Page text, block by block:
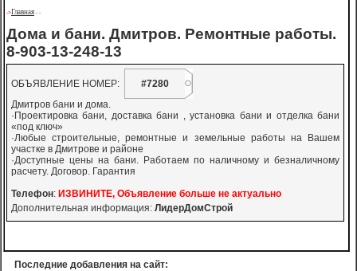
->Главная - -
Дома и бани. Дмитров. Ремонтные работы.
8-903-13-248-13
ОБЪЯВЛЕНИЕ НОМЕР:
#7280
Дмитров бани и дома.
·Проектировка бани, доставка бани , установка бани и отделка бани
«под ключ»
·Любые строительные, ремонтные и земельные работы на Вашем
участке в Дмитрове и районе
·Доступные цены на бани. Работаем по наличному и безналичному
расчету. Договор. Гарантия
Телефон: ИЗВИНИТЕ, Объявление больше не актуально
Дополнительная информация: ЛидерДомСтрой
Последние добавления на сайт: